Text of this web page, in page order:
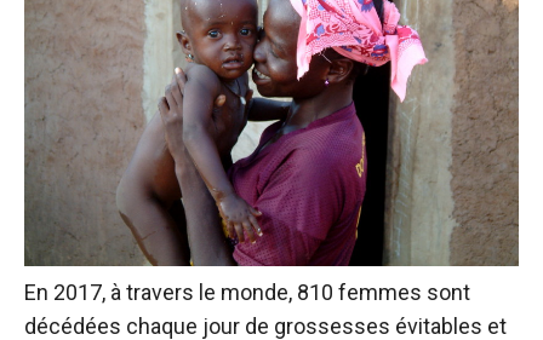
En 2017, à travers le monde, 810 femmes sont
décédées chaque jour de grossesses évitables et